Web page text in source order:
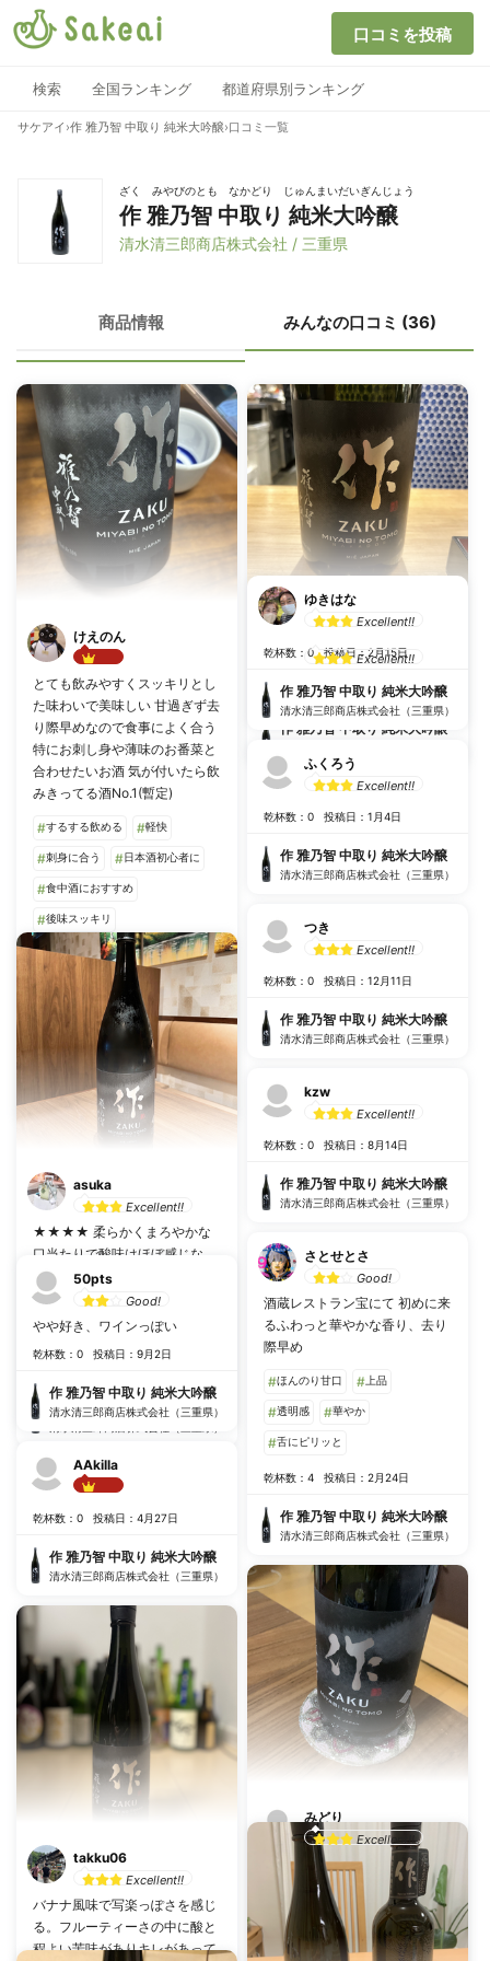
口コミを投稿
検索 全国ランキング 都道府県別ランキング
サケアイ ›作 雅乃智 中取り 純米大吟醸›口コミ一覧
ざく みやびのとも なかどり じゅんまいだいぎんじょう
作 雅乃智 中取り 純米大吟醸
清水清三郎商店株式会社 / 三重県
商品情報 みんなの口コミ (36)
けえのん
とても飲みやすくスッキリとし
た味わいで美味しい 甘過ぎず去
り際早めなので食事によく合う
特にお刺し身や薄味のお番菜と
合わせたいお酒 気が付いたら飲
みきってる酒No.1(暫定)
#するする飲める #軽快
#刺身に合う #日本酒初心者に
#食中酒におすすめ
#後味スッキリ
#冷酒で飲みたい #透明感
綺麗 飲みやすい
スッキリ
投稿日：8月13日
作 雅乃智 中取り 純米大吟醸
清水清三郎商店株式会社（三重県）
Excellent!!
乾杯数：0 投稿日：2月27日
作 雅乃智 中取り 純米大吟醸
ゆきはな
Excellent!!
乾杯数：0 投稿日：2月15日
作 雅乃智 中取り 純米大吟醸
清水清三郎商店株式会社（三重県）
ふくろう
Excellent!!
乾杯数：0 投稿日：1月4日
作 雅乃智 中取り 純米大吟醸
清水清三郎商店株式会社（三重県）
つき
Excellent!!
乾杯数：0 投稿日：12月11日
作 雅乃智 中取り 純米大吟醸
清水清三郎商店株式会社（三重県）
asuka
Excellent!!
★★★★ 柔らかくまろやかな
口当たりで酸味はほぼ感じな
い。透明感があり尖りなくスル
スル飲めるお酒。甘味が強く旨
味も感じることができ、雑味な
作 雅乃智 中取り 純米大吟醸
kzw
Excellent!!
乾杯数：0 投稿日：8月14日
作 雅乃智 中取り 純米大吟醸
清水清三郎商店株式会社（三重県）
さとせとさ
Good!
酒蔵レストラン宝にて 初めに来
るふわっと華やかな香り、去り
際早め
#ほんのり甘口 # 上品
#透明感 #華やか
#舌にピリッと
乾杯数：4 投稿日：2月24日
作 雅乃智 中取り 純米大吟醸
清水清三郎商店株式会社（三重県）
50pts
Good!
やや好き、ワインっぽい
乾杯数：0 投稿日：9月2日
作 雅乃智 中取り 純米大吟醸
清水清三郎商店株式会社（三重県）
AAkilla
乾杯数：0 投稿日：4月27日
作 雅乃智 中取り 純米大吟醸
清水清三郎商店株式会社（三重県）
みどり
Excellent!!
おいしい〜華やかで旨みがあっ
て作はハズレなくとっても美味
しい！
乾杯数：7 投稿日：4月17日
takku06
Excellent!!
バナナ風味で写楽っぽさを感じ
る。フルーティーさの中に酸と
程よい苦味がありキレがあって